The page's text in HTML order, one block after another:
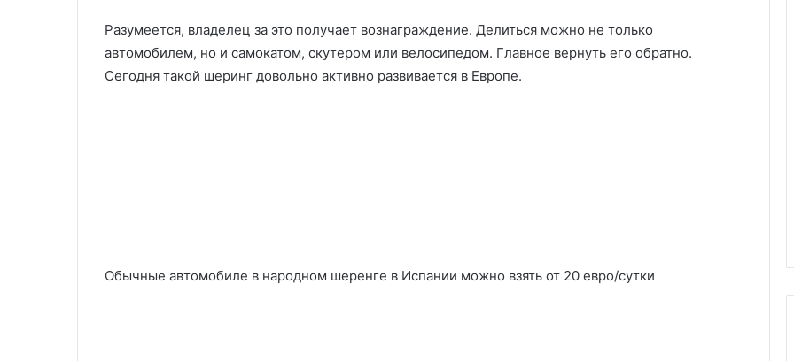
Разумеется, владелец за это получает вознаграждение. Делиться можно не только
автомобилем, но и самокатом, скутером или велосипедом. Главное вернуть его обратно.
Сегодня такой шеринг довольно активно развивается в Европе.
Обычные автомобиле в народном шеренге в Испании можно взять от 20 евро/сутки